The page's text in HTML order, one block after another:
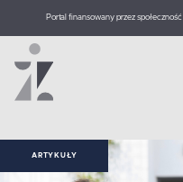
Portal finansowany przez społeczność
ARTYKUŁY